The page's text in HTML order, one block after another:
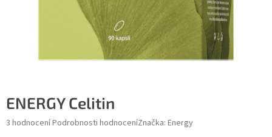
ENERGY Celitin
Průměrné hodnocení produktu je 5,0 z 5 hvězdiček.
3 hodnoceníPodrobnosti hodnoceníZnačka: Energy